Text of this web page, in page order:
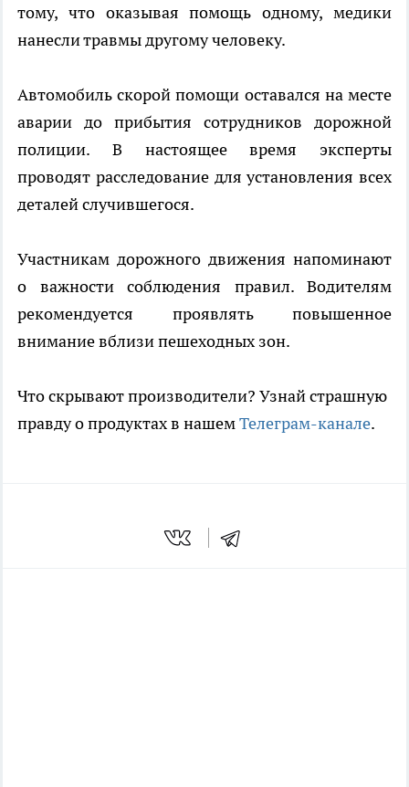
тому, что оказывая помощь одному, медики
нанесли травмы другому человеку.
Автомобиль скорой помощи оставался на месте
аварии до прибытия сотрудников дорожной
полиции. В настоящее время эксперты
проводят расследование для установления всех
деталей случившегося.
Участникам дорожного движения напоминают
о важности соблюдения правил. Водителям
рекомендуется проявлять повышенное
внимание вблизи пешеходных зон.
Что скрывают производители? Узнай страшную
правду о продуктах в нашемТелеграм-канале.